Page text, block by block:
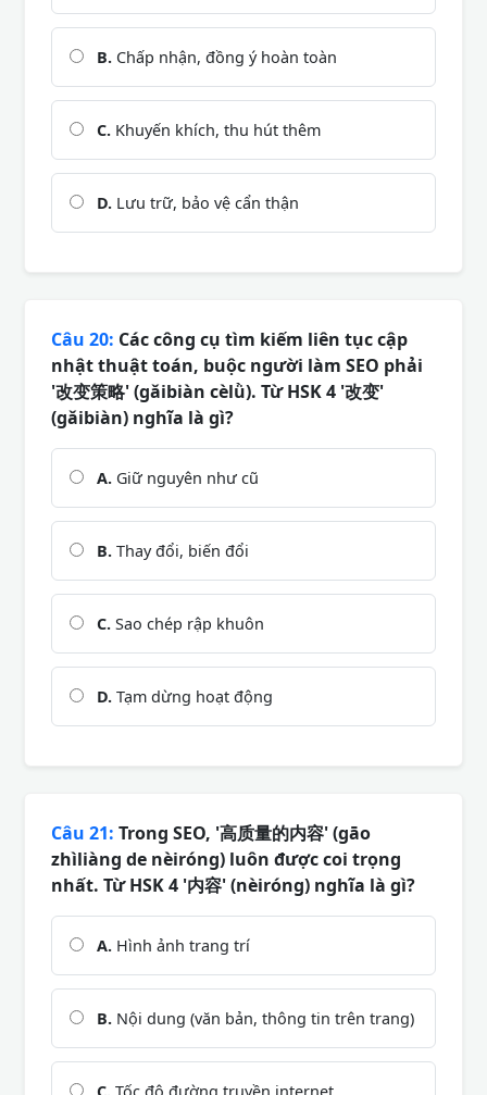
B. Chấp nhận, đồng ý hoàn toàn
C. Khuyến khích, thu hút thêm
D. Lưu trữ, bảo vệ cẩn thận
Câu 20: Các công cụ tìm kiếm liên tục cập
nhật thuật toán, buộc người làm SEO phải
'改变策略' (gǎibiàn cèlǜ). Từ HSK 4 '改变'
(gǎibiàn) nghĩa là gì?
A. Giữ nguyên như cũ
B. Thay đổi, biến đổi
C. Sao chép rập khuôn
D. Tạm dừng hoạt động
Câu 21: Trong SEO, '高质量的内容' (gāo
zhìliàng de nèiróng) luôn được coi trọng
nhất. Từ HSK 4 '内容' (nèiróng) nghĩa là gì?
A. Hình ảnh trang trí
B. Nội dung (văn bản, thông tin trên trang)
C. Tốc độ đường truyền internet